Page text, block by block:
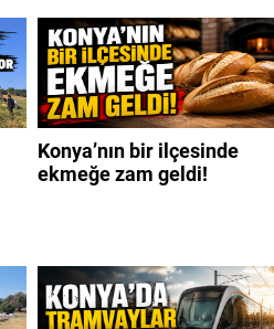
Konya’nın bir ilçesinde
ekmeğe zam geldi!